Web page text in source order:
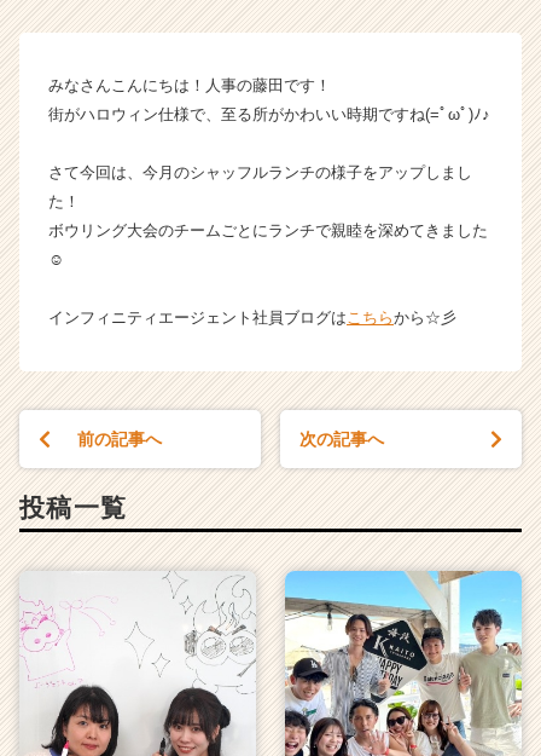
ェ
ト
の
ム
イ
ベ
ー・
か
ら
カ
ウ
ト
が
届
く
みなさんこんにちは！人事の藤田です！
街がハロウィン仕様で、至る所がかわいい時期ですね(=ﾟωﾟ)ﾉ♪
さて今回は、今月のシャッフルランチの様子をアップしまし
た！
ボウリング大会のチームごとにランチで親睦を深めてきました
☺
インフィニティエージェント社員ブログは こちらから☆彡
前の記事へ 次の記事へ
投稿一覧